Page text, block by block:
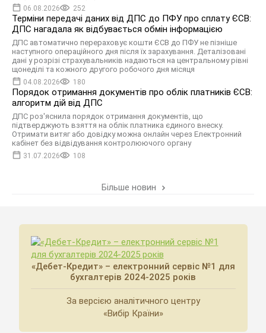
06.08.2026 252
Терміни передачі даних від ДПС до ПФУ про сплату ЄСВ:
ДПС нагадала як відбувається обмін інформацією
ДПС автоматично перераховує кошти ЄСВ до ПФУ не пізніше
наступного операційного дня після їх зарахування. Деталізовані
дані у розрізі страхувальників надаються на центральному рівні
щонеділі та кожного другого робочого дня місяця
04.08.2026 180
Порядок отримання документів про облік платників ЄСВ:
алгоритм дій від ДПС
ДПС роз'яснила порядок отримання документів, що
підтверджують взяття на облік платника єдиного внеску.
Отримати витяг або довідку можна онлайн через Електронний
кабінет без відвідування контролюючого органу
31.07.2026 108
Більше новин
«Дебет-Кредит» – електронний сервіс №1 для
бухгалтерів 2024-2025 років
За версією аналітичного центру
«Вибір Країни»